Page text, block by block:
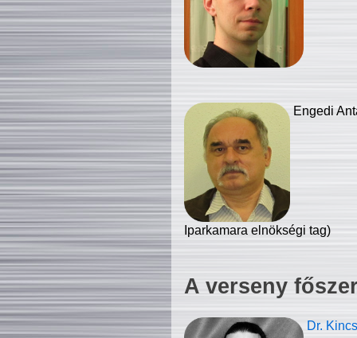
Engedi
Iparkamara elnökségi tag)
A verseny
Dr.